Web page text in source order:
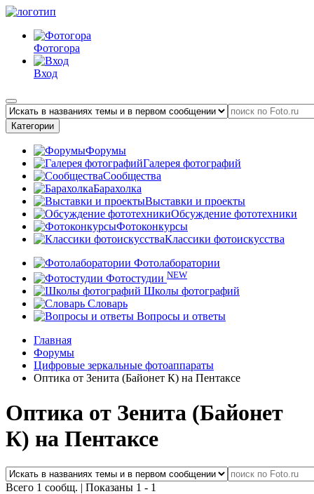
Фотогора
Вход
Категории
Форумы
Галерея фотографий
Сообщества
Барахолка
Выставки и проекты
Обсуждение фототехники
Фотоконкурсы
Классики фотоискусства
Фотолаборатории
Фотостудии NEW
Школы фотографий
Словарь
Вопросы и ответы
Главная
Форумы
Цифровые зеркальные фотоаппараты
Оптика от Зенита (Байонет К) на Пентаксе
Оптика от Зенита (Байонет
К) на Пентаксе
Всего 1 сообщ. | Показаны 1 - 1